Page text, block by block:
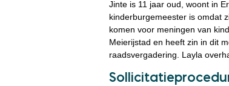
Jinte is 11 jaar oud, woont in
kinderburgemeester is omdat
komen voor meningen van
Meierijstad en heeft zin in dit
raadsvergadering. Layla